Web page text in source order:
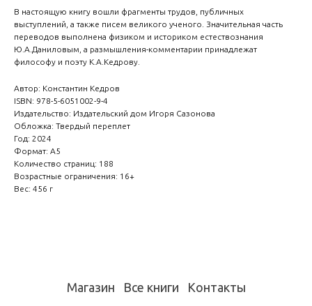
В настоящую книгу вошли фрагменты трудов, публичных
выступлений, а также писем великого ученого. Значительная часть
переводов выполнена физиком и историком естествознания
Ю.А.Даниловым, а размышления-комментарии принадлежат
философу и поэту К.А.Кедрову.
Автор: Константин Кедров
ISBN: 978-5-6051002-9-4
Издательство: Издательский дом Игоря Сазонова
Обложка: Твердый переплет
Год: 2024
Формат: А5
Количество страниц: 188
Возрастные ограничения: 16+
Вес: 456 г
Магазин Все книги Контакты